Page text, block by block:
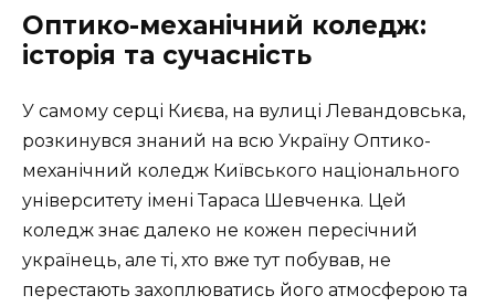
Оптико-механічний коледж:
історія та сучасність
У самому серці Києва, на вулиці Левандовська,
розкинувся знаний на всю Україну Оптико-
механічний коледж Київського національного
університету імені Тараса Шевченка. Цей
коледж знає далеко не кожен пересічний
українець, але ті, хто вже тут побував, не
перестають захоплюватись його атмосферою та